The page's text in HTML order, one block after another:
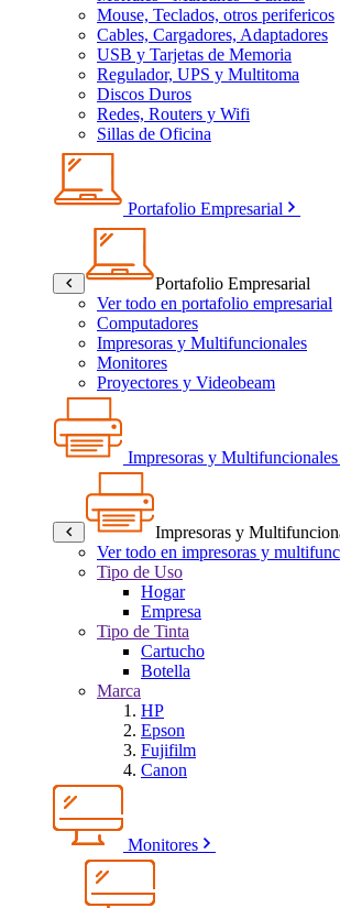
Mouse, Teclados, otros perifericos
Cables, Cargadores, Adaptadores
USB y Tarjetas de Memoria
Regulador, UPS y Multitoma
Discos Duros
Redes, Routers y Wifi
Sillas de Oficina
Portafolio Empresarial
Portafolio Empresarial
Ver todo en portafolio empresarial
Computadores
Impresoras y Multifuncionales
Monitores
Proyectores y Videobeam
Impresoras y Multifuncionales
Impresoras y
Ver todo en impresoras y
Tipo de Uso
Hogar
Empresa
Tipo de Tinta
Cartucho
Botella
Marca
HP
Epson
Fujifilm
Canon
Monitores